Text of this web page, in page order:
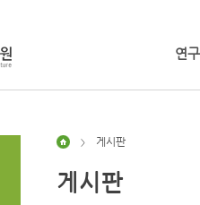
연
> 게시판
게시판